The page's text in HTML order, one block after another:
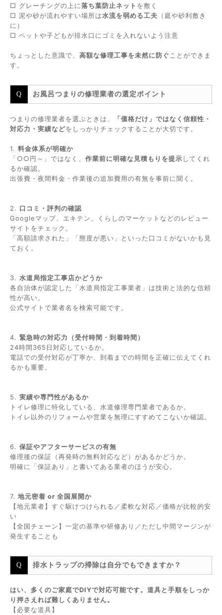
□ グレーチングの上に落ち葉防止ネット を敷く
□ 泥や砂が流れやすい場所は水流を弱める工夫 （庭や砂利敷き
に）
□ ペットや子どもが排水口にゴミを入れないよう注意
ちょっとした意識で、 高額な修理工事を未然に防ぐ ことができま
す。
お風呂つまりの修理業者の選定ポイント
つまりの修理業者を選ぶときは、
「価格だけ」ではなく信頼性・
対応力・実績などをしっかりチェックすることが大切です。
1. 料金体系が明確か
「○○円～」ではなく、 作業前に明確な見積もりを提示してくれ
るか確認。
出張費・夜間料金・作業後の追加費用の有無を事前に聞く。
2. 口コミ・評判の確認
Googleマップ、エキテン、くらしのマーケットなどのレビュー
サイトをチェック。
「高額請求された」「態度が悪い」といった口コミがないかも見
ておく。
3. 水道局指定工事店かどうか
各自治体が認定した「水道局指定工事業者」は技術と法的な信頼
性が高い。
公式サイトで業者名を検索可能です。
4. 緊急時の対応力（受付時間・到着時間）
24時間365日対応しているか。
電話での受付対応が丁寧か、到着までの時間を正確に伝えてくれ
るかも重要。
5. 実績や専門性があるか
トイレ修理に特化している、水道修理専門業者であるか。
トイレ以外のリフォームや営業を無理にすすめてこないか確認。
6. 保証やアフターサービスの有無
修理後の保証（再発時の無料対応など）があるかどうか。
明確に「保証あり」と書いてある業者のほうが安心。
7. 地元密着 or 全国展開か
【地元業者】すぐ駆けつけられる／柔軟な対応／価格が比較的安
い
【全国チェーン】一定の基準や研修あり／ただし中間マージンが
発生することも
排水トラップの掃除は自分でもできますか？
はい、多くのご家庭でDIYで対応可能です。道具と手順をしっか
り押さえれば難しくありません。
【必要な道具】